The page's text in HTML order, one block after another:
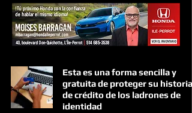
Esta es una forma sencilla y
gratuita de proteger su historial
de crédito de los ladrones de
identidad